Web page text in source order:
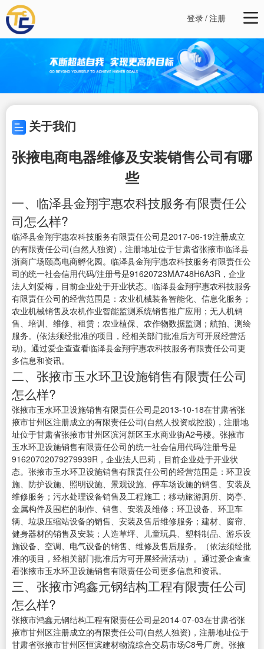
登录/注册
关于我们
张掖电商电器维修及安装销售公司有哪
些
一、临泽县金翔宇惠农科技服务有限责任公
司怎么样?
临泽县金翔宇惠农科技服务有限责任公司是2017-06-19注册成立
的有限责任公司(自然人独资)，注册地址位于甘肃省张掖市临泽县
浙商广场颐高电商孵化园。临泽县金翔宇惠农科技服务有限责任公
司的统一社会信用代码/注册号是91620723MA748H6A3R，企业
法人刘爱梅，目前企业处于开业状态。临泽县金翔宇惠农科技服务
有限责任公司的经营范围是：农业机械装备智能化、信息化服务；
农业机械销售及农机作业智能监测系统销售推广应用；无人机销
售、培训、维修、租赁；农业植保、农作物数据监测；航拍、测绘
服务。(依法须经批准的项目，经相关部门批准后方可开展经营活
动)。通过爱企查查看临泽县金翔宇惠农科技服务有限责任公司更
多信息和资讯。
二、张掖市玉水环卫设施销售有限责任公司
怎么样?
张掖市玉水环卫设施销售有限责任公司是2013-10-18在甘肃省张
掖市甘州区注册成立的有限责任公司(自然人投资或控股)，注册地
址位于甘肃省张掖市甘州区滨河新区玉水商业街A2号楼。张掖市
玉水环卫设施销售有限责任公司的统一社会信用代码/注册号是
91620702079279939R，企业法人巴莉，目前企业处于开业状
态。张掖市玉水环卫设施销售有限责任公司的经营范围是：环卫设
施、防护设施、照明设施、景观设施、停车场设施的销售、安装及
维修服务；污水处理设备销售及工程施工；移动旅游厕所、岗亭、
金属构件及围栏的制作、销售、安装及维修；环卫设备、环卫车
辆、垃圾压缩站设备的销售、安装及售后维修服务；建材、窗帘、
健身器材的销售及安装；人造草坪、儿童玩具、塑料制品、游乐设
施设备、空调、电气设备的销售、维修及售后服务。（依法须经批
准的项目，经相关部门批准后方可开展经营活动）。通过爱企查查
看张掖市玉水环卫设施销售有限责任公司更多信息和资讯。
三、张掖市鸿鑫元钢结构工程有限责任公司
怎么样?
张掖市鸿鑫元钢结构工程有限责任公司是2014-07-03在甘肃省张
掖市甘州区注册成立的有限责任公司(自然人独资)，注册地址位于
甘肃省张掖市甘州区恒滨建材物流综合交易市场C8号厂房。张掖